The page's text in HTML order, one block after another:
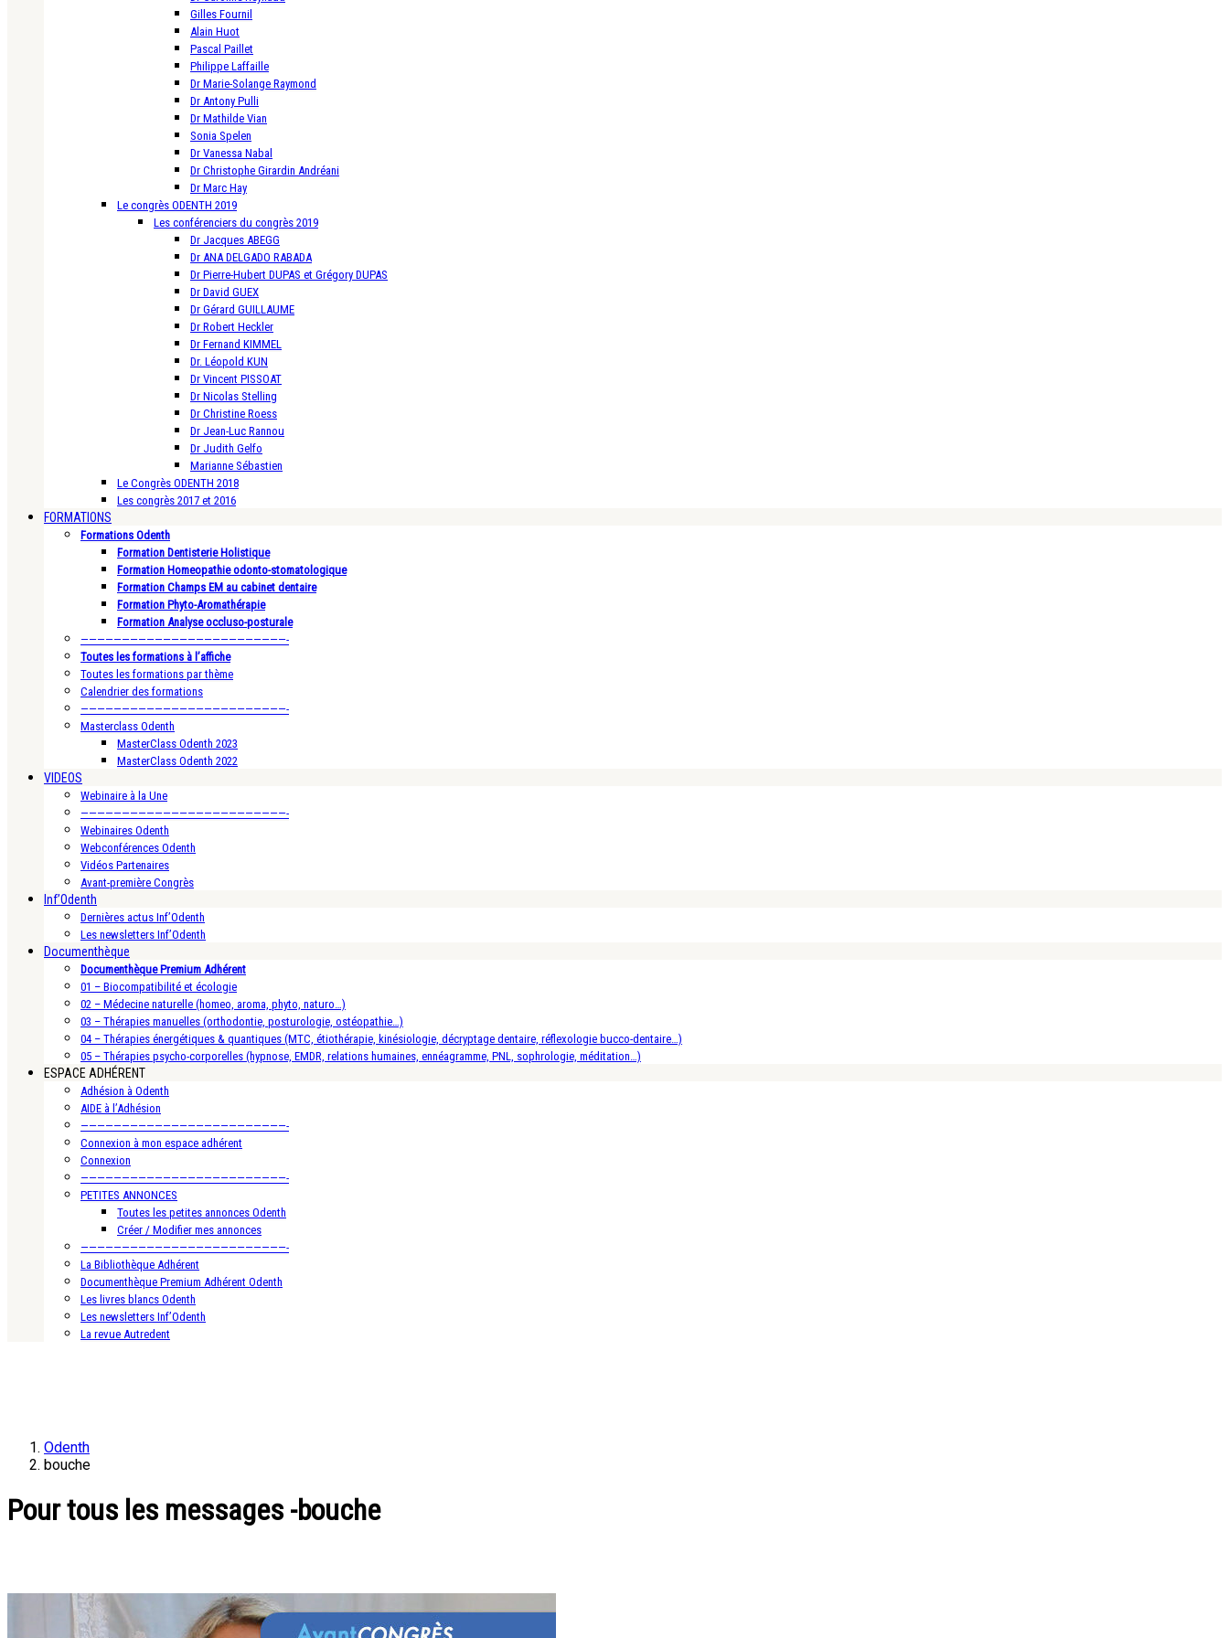
Gilles Fournil
Alain Huot
Pascal Paillet
Philippe Laffaille
Dr Marie-Solange Raymond
Dr Antony Pulli
Dr Mathilde Vian
Sonia Spelen
Dr Vanessa Nabal
Dr Christophe Girardin Andréani
Dr Marc Hay
Le congrès ODENTH 2019
Les conférenciers du congrès 2019
Dr Jacques ABEGG
Dr ANA DELGADO RABADA
Dr Pierre-Hubert DUPAS et Grégory DUPAS
Dr David GUEX
Dr Gérard GUILLAUME
Dr Robert Heckler
Dr Fernand KIMMEL
Dr. Léopold KUN
Dr Vincent PISSOAT
Dr Nicolas Stelling
Dr Christine Roess
Dr Jean-Luc Rannou
Dr Judith Gelfo
Marianne Sébastien
Le Congrès ODENTH 2018
Les congrès 2017 et 2016
FORMATIONS
Formations Odenth
Formation Dentisterie Holistique
Formation Homeopathie odonto-stomatologique
Formation Champs EM au cabinet dentaire
Formation Phyto-Aromathérapie
Formation Analyse occluso-posturale
—————————————————————————-
Toutes les formations à l’affiche
Toutes les formations par thème
Calendrier des formations
—————————————————————————-
Masterclass Odenth
MasterClass Odenth 2023
MasterClass Odenth 2022
VIDEOS
Webinaire à la Une
—————————————————————————-
Webinaires Odenth
Webconférences Odenth
Vidéos Partenaires
Avant-première Congrès
Inf’Odenth
Dernières actus Inf’Odenth
Les newsletters Inf’Odenth
Documenthèque
Documenthèque Premium Adhérent
01 – Biocompatibilité et écologie
02 – Médecine naturelle (homeo, aroma, phyto, naturo…)
03 – Thérapies manuelles (orthodontie, posturologie, ostéopathie…)
04 – Thérapies énergétiques & quantiques (MTC, étiothérapie, kinésiologie, décryptage dentaire, réflexologie bucco-dentaire…)
05 – Thérapies psycho-corporelles (hypnose, EMDR, relations humaines, ennéagramme, PNL, sophrologie, méditation…)
ESPACE ADHÉRENT
Adhésion à Odenth
AIDE à l’Adhésion
—————————————————————————-
Connexion à mon espace adhérent
Connexion
—————————————————————————-
PETITES ANNONCES
Toutes les petites annonces Odenth
Créer / Modifier mes annonces
—————————————————————————-
La Bibliothèque Adhérent
Documenthèque Premium Adhérent Odenth
Les livres blancs Odenth
Les newsletters Inf’Odenth
La revue Autredent
Odenth
bouche
Pour tous les messages -bouche